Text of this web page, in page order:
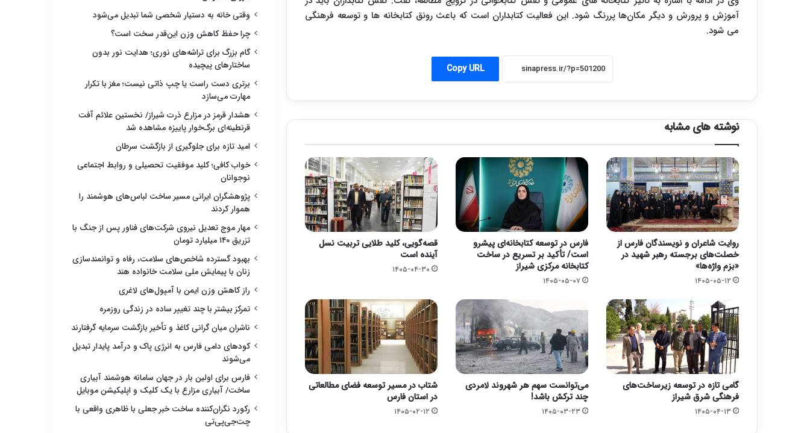
آموزش و پرورش و دیگر مکان‌ها پررنگ شود. این فعالیت کتابداران است که باعث رونق کتابخانه ها و توسعه فرهنگی
می شود.
Copy URL
نوشته های مشابه
روایت شاعران و نویسندگان فارس از
خصلت‌های برجسته‌ رهبر شهید در
«بزم واژه‌ها»
۱۴۰۵-۰۵-۱۲
فارس در توسعه کتابخانه‌ای پیشرو
است/ تأکید بر تسریع در ساخت
کتابخانه مرکزی شیراز
۱۴۰۵-۰۵-۰۷
قصه‌گویی، کلید طلایی تربیت نسل
آینده است
۱۴۰۵-۰۴-۳۰
گامی تازه در توسعه زیرساخت‌های
فرهنگی شرق شیراز
۱۴۰۵-۰۴-۱۳
می‌توانست سهم هر شهروند لامردی
چند ترکش باشد!
۱۴۰۵-۰۳-۲۳
شتاب در مسیر توسعه فضای مطالعاتی
در استان فارس
۱۴۰۵-۰۲-۱۲
وقتی خانه به دستیار شخصی شما تبدیل می‌شود
چرا حفظ کاهش وزن این‌قدر سخت است؟
گام بزرگ برای تراشه‌های نوری؛ هدایت نور بدون
ساختارهای پیچیده
برتری دست راست یا چپ ذاتی نیست؛ مغز با تکرار
مهارت می‌سازد
هشدار قرمز در مزارع ذرت شیراز/ نخستین علائم آفت
قرنطینه‌ای برگ‌خوار پاییزه مشاهده شد
امید تازه برای جلوگیری از بازگشت سرطان
خواب کافی؛ کلید موفقیت تحصیلی و روابط اجتماعی
نوجوانان
پژوهشگران ایرانی مسیر ساخت لباس‌های هوشمند را
هموار کردند
مهار موج تعدیل نیروی شرکت‌های فناور پس از جنگ با
تزریق ۱۴۰ میلیارد تومان
بهبود گسترده شاخص‌های سلامت، رفاه و توانمندسازی
زنان با پیمایش ملی سلامت خانواده هند
راز کاهش وزن ایمن با آمپول‌های لاغری
تمرکز بیشتر با چند تغییر ساده در زندگی روزمره
ناشران میان گرانی کاغذ و تأخیر بازگشت سرمایه گرفتارند
کودهای دامی فارس به انرژی پاک و درآمد پایدار تبدیل
می‌شوند
فارس برای اولین بار در جهان سامانه هوشمند آبیاری
ساخت/ آبیاری مزارع با یک کلیک و اپلیکیشن موبایل
رکورد نگران‌کننده ساخت خبر جعلی با ظاهری واقعی با
چت‌جی‌پی‌تی